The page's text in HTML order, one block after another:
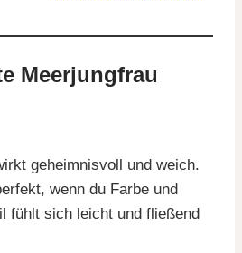
Meerjungfrau
geheimnisvoll und weich.
wenn du Farbe und
fühlt sich leicht und fließend